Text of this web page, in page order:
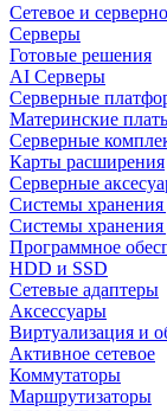
Сетевое и
Cерверы
Готовые решения
AI Серверы
Серверные
Материнские
Серверные
Карты расширения
Серверные
Системы
Системы
Программное
HDD и SSD
Сетевые адаптеры
Аксессуары
Виртуализация и
Активное сетевое
Коммутаторы
Маршрутизаторы